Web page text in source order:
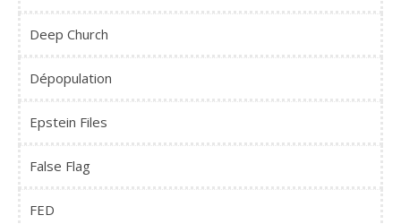
Deep Church
Dépopulation
Epstein Files
False Flag
FED